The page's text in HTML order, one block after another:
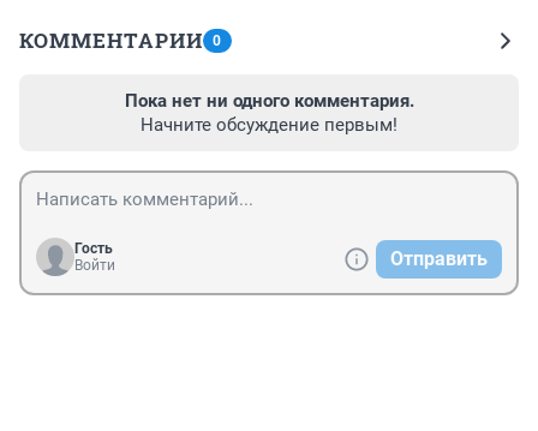
КОММЕНТАРИИ 0
Пока нет ни одного комментария.
Начните обсуждение первым!
Гость
Войти
Отправить